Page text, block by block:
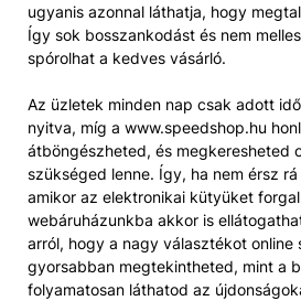
ugyanis azonnal láthatja, hogy
Így sok bosszankodást és nem
spórolhat a kedves vásárló.
Az üzletek minden nap csak adott
nyitva, míg a www.speedshop.hu
átböngészheted, és megkeresheted
szükséged lenne. Így, ha nem érsz
amikor az elektronikai kütyüket
webáruházunkba akkor is
arról, hogy a nagy választékot online
gyorsabban megtekintheted, mint a
folyamatosan láthatod az